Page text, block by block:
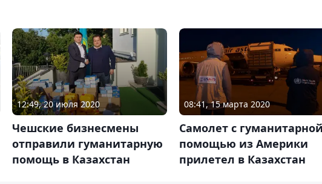
12:49, 20 июля 2020
Чешские бизнесмены
отправили гуманитарную
помощь в Казахстан
08:41, 15 марта 2020
Самолет с
помощью из Америки
прилетел в Казахстан